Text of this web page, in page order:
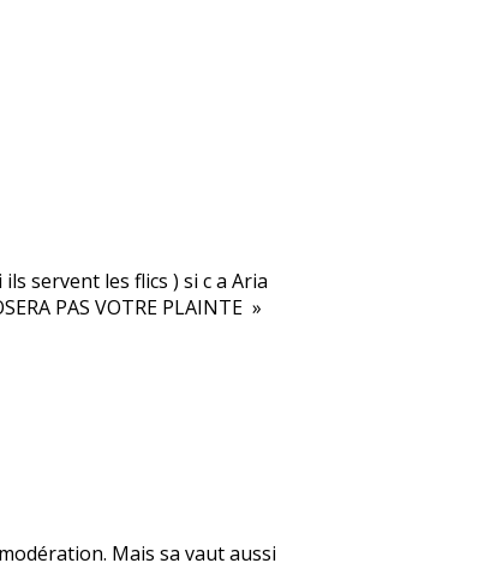
servent les flics ) si c a Aria
PAS VOTRE PLAINTE »
Mais sa vaut aussi